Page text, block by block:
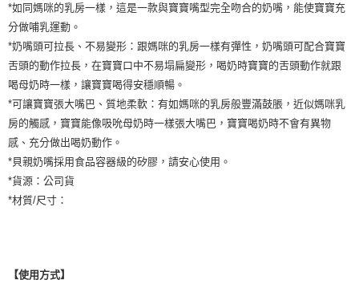
「AFTEE先享後付」，若未經同意申辦者引起之損失，本公司不負相關責
任。
時審查核予不同之上限額度；若仍有額度不足之情形，本公司將視審查結果
請求用戶進行身份認證。
５．嚴禁一人註冊多個帳號或使用他人資訊註冊。若發現惡意使用之情形，
*如同媽咪的乳房一樣，這是一款與寶寶嘴型完全吻合的奶嘴，能使寶寶充
分做哺乳運動。
*奶嘴頭可拉長、不易變形：跟媽咪的乳房一樣有彈性，奶嘴頭可配合寶寶
舌頭的動作拉長，在寶寶口中不易塌扁變形，喝奶時寶寶的舌頭動作就跟
喝母奶時一樣，讓寶寶喝得安穩順暢。
*可讓寶寶張大嘴巴、質地柔軟：有如媽咪的乳房般豐滿鼓脹，近似媽咪乳
房的觸感，寶寶能像吸吮母奶時一樣張大嘴巴，寶寶喝奶時不會有異物
感、充分做出喝奶動作。
*貝親奶嘴採用食品容器級的矽膠，請安心使用。
*貨源：公司貨
*材質/尺寸：
【使用方式】